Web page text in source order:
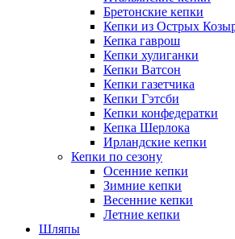
Бретонские кепки
Кепки из Острых
Кепка гаврош
Кепки хулиганки
Кепки Ватсон
Кепки газетчика
Кепки Гэтсби
Кепки конфедератки
Кепка Шерлока
Ирландские кепки
Кепки по сезону
Осенние кепки
Зимние кепки
Весенние кепки
Летние кепки
Шляпы